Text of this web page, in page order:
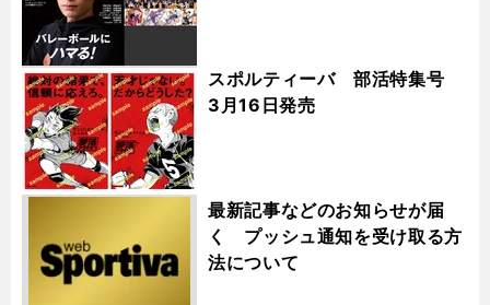
スポルティーバ 部活特集号
3月16日発売
最新記事などのお知らせが届
く プッシュ通知を受け取る方
法について